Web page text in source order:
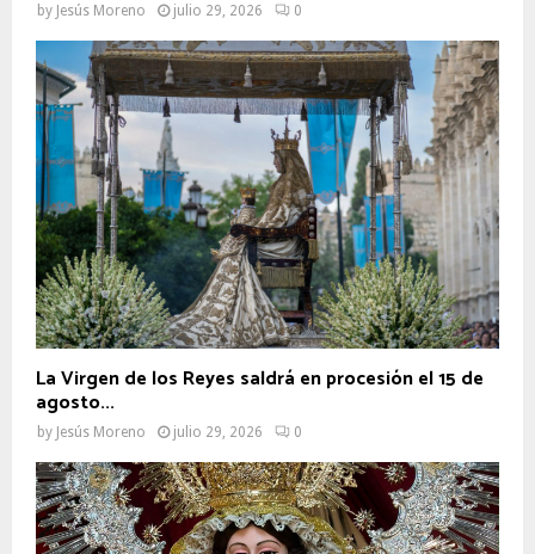
by Jesús Moreno julio 29, 2026 0
La Virgen de los Reyes saldrá en procesión el 15 de
agosto...
by Jesús Moreno julio 29, 2026 0